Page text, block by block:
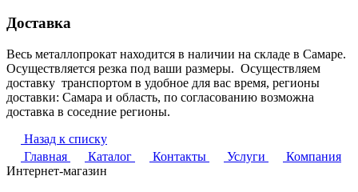
Доставка
Весь металлопрокат находится в наличии на складе в Самаре.
Осуществляется резка под ваши размеры. Осуществляем
доставку транспортом в удобное для вас время, регионы
доставки: Самара и область, по согласованию возможна
доставка в соседние регионы.
Назад к списку
Главная
Каталог Контакты Услуги
Компания
Интернет-магазин